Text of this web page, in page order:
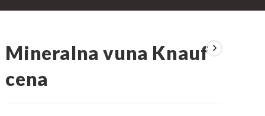
Mineralna vuna Knauf
cena